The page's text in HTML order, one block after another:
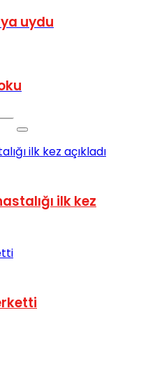
uydu
ilk kez